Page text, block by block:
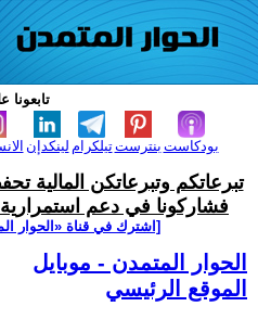
تابعونا
لينكدإن تيلكرامبنترست بودكاست
تبرعاتكم وتبرعاتكن المالية
فشاركونا في دعم استمرارية
[اشترك في قناة ‫«الحوار
الحوار المتمدن - موبايل
الموقع الرئيسي